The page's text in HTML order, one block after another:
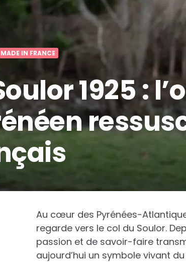
MADE IN FRANCE
1925 :
Au cœur des Pyrénées-
regarde vers le col du Soulor.
passion et de savoir-faire
aujourd’hui un symbole vivant du